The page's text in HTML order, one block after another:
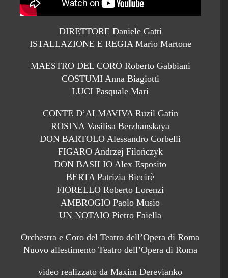
DIRETTORE Daniele Gatti
ISTALLAZIONE E REGIA Mario Martone
MAESTRO DEL CORO Roberto Gabbiani
COSTUMI Anna Biagiotti
LUCI Pasquale Mari
CONTE D’ALMAVIVA Ruzil Gatin
ROSINA Vasilisa Berzhanskaya
DON BARTOLO Alessandro Corbelli
FIGARO Andrzej Filończyk
DON BASILIO Alex Esposito
BERTA Patrizia Biccirè
FIORELLO Roberto Lorenzi
AMBROGIO Paolo Musio
UN NOTAIO Pietro Faiella
Orchestra e Coro del Teatro dell’Opera di Roma
Nuovo allestimento Teatro dell’Opera di Roma
video realizzato da Maxim Derevianko